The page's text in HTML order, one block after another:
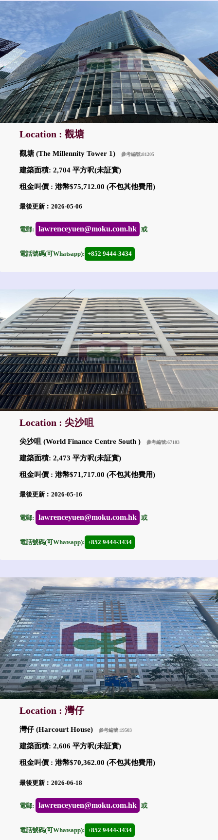
Location : 觀塘
觀塘 (The Millennity Tower 1) 參考編號:81205
建築面積: 2,704 平方呎(未証實)
租金叫價 : 港幣$75,712.00 (不包其他費用)
最後更新︰2026-05-06
電郵: lawrenceyuen@moku.com.hk 或
電話號碼(可Whatsapp): +852 9444-3434
Location : 尖沙咀
尖沙咀 (World Finance Centre South ) 參考編號:67103
建築面積: 2,473 平方呎(未証實)
租金叫價 : 港幣$71,717.00 (不包其他費用)
最後更新︰2026-05-16
電郵: lawrenceyuen@moku.com.hk 或
電話號碼(可Whatsapp): +852 9444-3434
Location : 灣仔
灣仔 (Harcourt House) 參考編號:19503
建築面積: 2,606 平方呎(未証實)
租金叫價 : 港幣$70,362.00 (不包其他費用)
最後更新︰2026-06-18
電郵: lawrenceyuen@moku.com.hk 或
電話號碼(可Whatsapp): +852 9444-3434